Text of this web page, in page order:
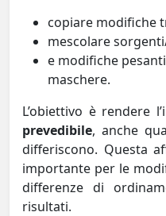
copiare modifiche
mescolare
e modifiche
maschere.
L’obiettivo è rendere
prevedibile, anche
differiscono. Questa
importante per le
differenze di
risultati.